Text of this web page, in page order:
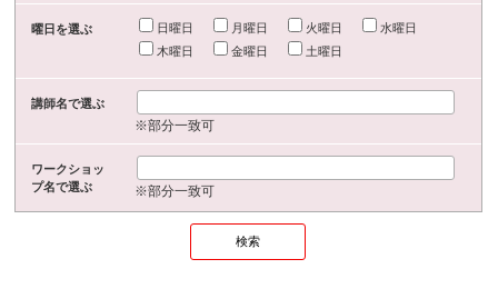
曜日を選ぶ 日曜日 月曜日 火曜日
水曜日
木曜日
金曜日 土曜日
講師名で選ぶ
※部分一致可
ワークショッ
プ名で選ぶ
※部分一致可